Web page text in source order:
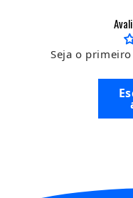
Seja o